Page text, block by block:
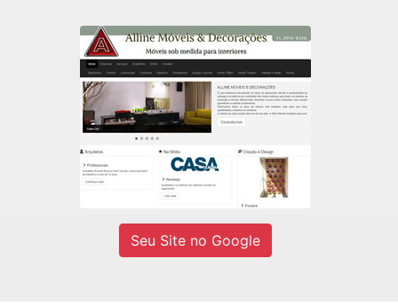
Alline Móveis
Fábrica de móveis sob medidas e
Decorações residencial e comercial.
Ver site
Seu Site no Google